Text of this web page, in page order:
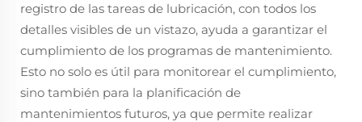
registro de las tareas de lubricación, con todos los
detalles visibles de un vistazo, ayuda a garantizar el
cumplimiento de los programas de mantenimiento.
Esto no solo es útil para monitorear el cumplimiento,
sino también para la planificación de
mantenimientos futuros, ya que permite realizar